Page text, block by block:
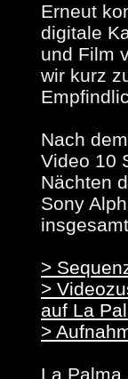
Erneut
digitale
und Film
wir kurz
Nach
Video 10
Nächten
Sony
>
>
auf La
>
La